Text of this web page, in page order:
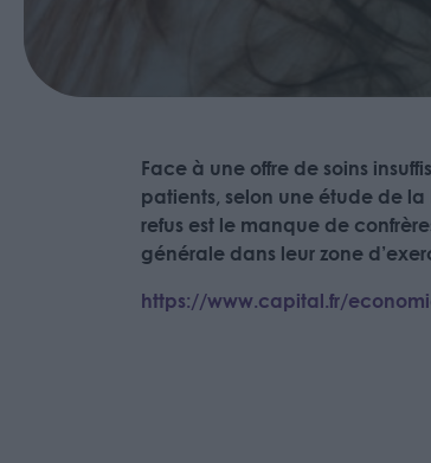
Face à une offre de soins
patients, selon une étude de
refus est le manque de
générale dans leur zone
https://www.capital.fr/